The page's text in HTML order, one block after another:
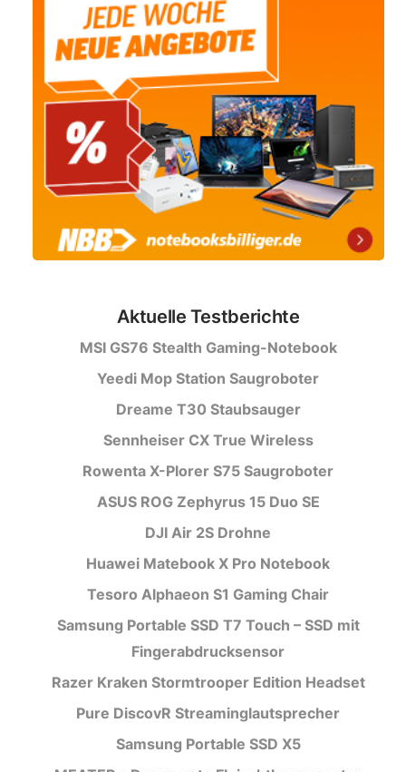
Aktuelle Testberichte
MSI GS76 Stealth Gaming-Notebook
Yeedi Mop Station Saugroboter
Dreame T30 Staubsauger
Sennheiser CX True Wireless
Rowenta X-Plorer S75 Saugroboter
ASUS ROG Zephyrus 15 Duo SE
DJI Air 2S Drohne
Huawei Matebook X Pro Notebook
Tesoro Alphaeon S1 Gaming Chair
Samsung Portable SSD T7 Touch – SSD mit
Fingerabdrucksensor
Razer Kraken Stormtrooper Edition Headset
Pure DiscovR Streaminglautsprecher
Samsung Portable SSD X5